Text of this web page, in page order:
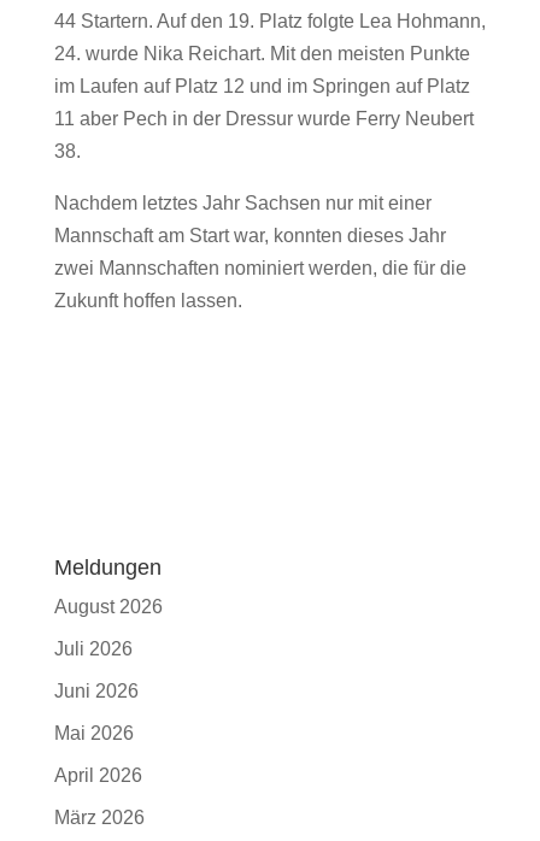
44 Startern. Auf den 19. Platz folgte Lea Hohmann,
24. wurde Nika Reichart. Mit den meisten Punkte
im Laufen auf Platz 12 und im Springen auf Platz
11 aber Pech in der Dressur wurde Ferry Neubert
38.
Nachdem letztes Jahr Sachsen nur mit einer
Mannschaft am Start war, konnten dieses Jahr
zwei Mannschaften nominiert werden, die für die
Zukunft hoffen lassen.
Meldungen
August 2026
Juli 2026
Juni 2026
Mai 2026
April 2026
März 2026